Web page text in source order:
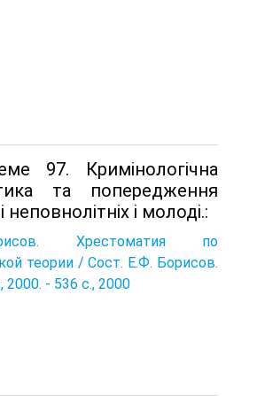
97. Кримінологічна
та попередження
і молоді.:
Хрестоматия по
теории / Сост. Е.Ф. Борисов.
- 536 с., 2000